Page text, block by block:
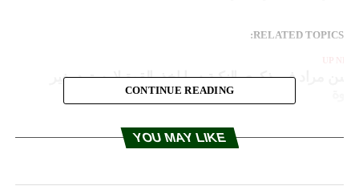
RELATED TOPICS:
مراد في ذكرى النكبة : ما اخذ بالقوة لا يسترد بغير
السنيورة استنكر الاعتداءات على منشآت نفطية سعودية
وسفن في الامارات: محاولات لتصدير التوتر والصراع إلى
CONTINUE READING
YOU MAY LIKE